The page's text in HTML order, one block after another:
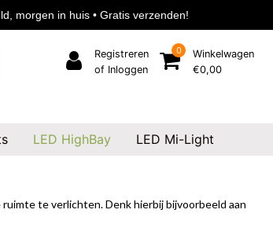
Registreren
of Inloggen
0
Winkelwagen
€0,00
LED HighBay LED Mi-Light
te verlichten. Denk hierbij bijvoorbeeld aan
morgen in huis • Gratis verzenden!